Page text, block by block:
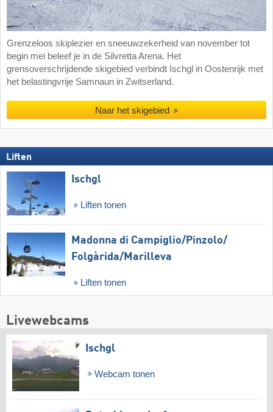
Grenzeloos skiplezier en sneeuwzekerheid van november tot
begin mei beleef je in de Silvretta Arena. Het
grensoverschrijdende skigebied verbindt Ischgl in Oostenrijk met
het belastingvrije Samnaun in Zwitserland.
Naar het skigebied
Liften
Ischgl
Liften tonen
Madonna di Campiglio/​Pinzolo/​
Folgàrida/​Marilleva
Liften tonen
Livewebcams
Ischgl
Webcam tonen